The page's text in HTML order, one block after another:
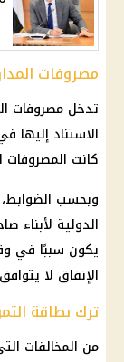
مصروفات
تدخل مصروفات
الاستناد
كانت
وبحسب
يكون سببًا في
الإنفاق لا
ترك بطاقة
من المخالفات